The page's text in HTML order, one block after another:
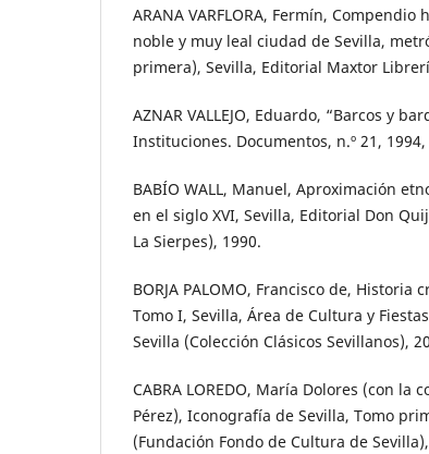
ARANA VARFLORA, Fermín,
noble y muy leal ciudad de Sevilla,
primera), Sevilla, Editorial Maxtor
AZNAR VALLEJO, Eduardo, “Barcos y
Instituciones. Documentos, n.º 21,
BABÍO WALL, Manuel, Aproximación
en el siglo XVI, Sevilla, Editorial Don
La Sierpes), 1990.
BORJA PALOMO, Francisco de, Historia
Tomo I, Sevilla, Área de Cultura y
Sevilla (Colección Clásicos Sevillanos),
CABRA LOREDO, María Dolores (con la
Pérez), Iconografía de Sevilla, Tomo
(Fundación Fondo de Cultura de